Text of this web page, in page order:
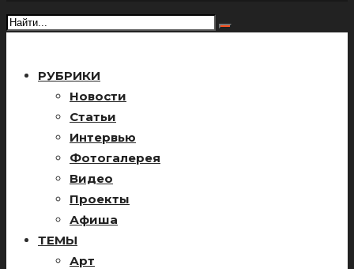
РУБРИКИ
Новости
Статьи
Интервью
Фотогалерея
Видео
Проекты
Афиша
ТЕМЫ
Арт